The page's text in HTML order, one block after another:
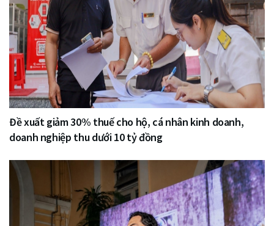
Đề xuất giảm 30% thuế cho hộ, cá nhân kinh doanh,
doanh nghiệp thu dưới 10 tỷ đồng